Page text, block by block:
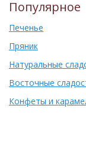
Популярное
Печенье
Пряник
Натуральные
Восточные
Конфеты и